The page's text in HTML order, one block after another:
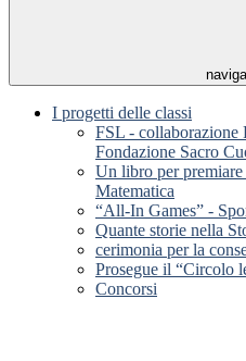
I progetti delle classi
FSL - collaborazione
Fondazione Sacro
Un libro per
Matematica
“All-In Games” -
Quante storie nella
cerimonia per la
Prosegue il “Circolo
Concorsi